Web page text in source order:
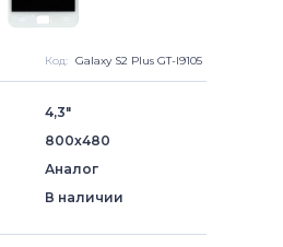
Код: Galaxy S2 Plus GT-I9105
4,3"
800x480
Аналог
В наличии